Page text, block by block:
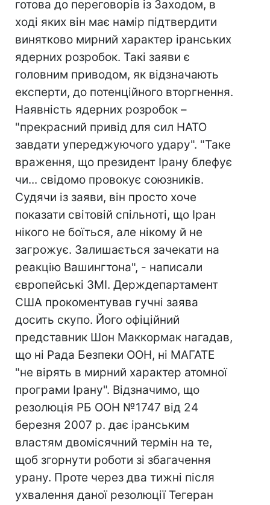
готова до переговорів із Заходом, в
ході яких він має намір підтвердити
винятково мирний характер іранських
ядерних розробок. Такі заяви є
головним приводом, як відзначають
експерти, до потенційного вторгнення.
Наявність ядерних розробок –
"прекрасний привід для сил НАТО
завдати упереджуючого удару". "Таке
враження, що президент Ірану блефує
чи... свідомо провокує союзників.
Судячи із заяви, він просто хоче
показати світовій спільноті, що Іран
нікого не боїться, але нікому й не
загрожує. Залишається зачекати на
реакцію Вашингтона", - написали
європейські ЗМІ. Держдепартамент
США прокоментував гучні заява
досить скупо. Його офіційний
представник Шон Маккормак нагадав,
що ні Рада Безпеки ООН, ні МАГАТЕ
"не вірять в мирний характер атомної
програми Ірану". Відзначимо, що
резолюція РБ ООН №1747 від 24
березня 2007 р. дає іранським
властям двомісячний термін на те,
щоб згорнути роботи зі збагачення
урану. Проте через два тижні після
ухвалення даної резолюції Тегеран